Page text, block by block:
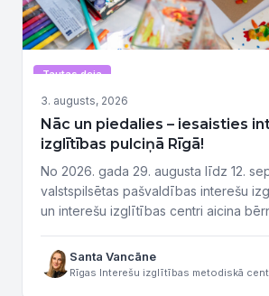
Tautas deja
3. augusts, 2026
Nāc un piedalies – iesaisties
izglītības pulciņā Rīgā!
No 2026. gada 29. augusta līdz 12.
valstspilsētas pašvaldības interešu
un interešu izglītības centri aicina
interešu izglītības piedāvājumu
durvju dienu pasākumā “Nāc un
Santa Vancāne
Rīgas Interešu izglītības metodiskā